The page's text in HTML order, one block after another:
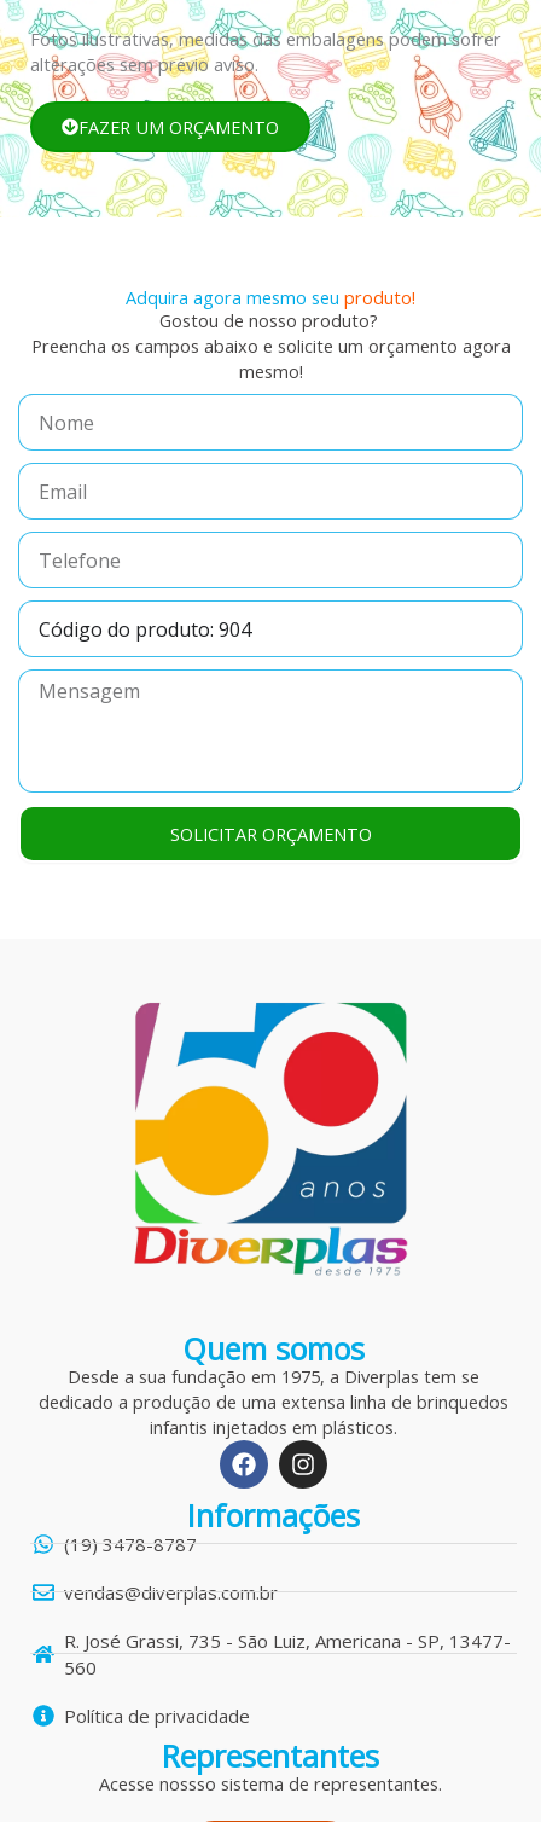
Fotos ilustrativas, medidas das embalagens podem sofrer
alterações sem prévio aviso.
FAZER UM ORÇAMENTO
Adquira agora mesmo seu produto!
Gostou de nosso produto?
Preencha os campos abaixo e solicite um orçamento agora
mesmo!
Nome
Email
Telefone
Código
produto
Mensagem
SOLICITAR ORÇAMENTO
Quem somos
Desde a sua fundação em 1975, a Diverplas tem se
dedicado a produção de uma extensa linha de brinquedos
infantis injetados em plásticos.
F
a
c
e
b
o
I
n
s
t
a
r
m
Informações
(19) 3478-8787
vendas@diverplas.com.br
R. José Grassi, 735 - São Luiz, Americana - SP, 13477-
560
Política de privacidade
Representantes
Acesse nossso sistema de representantes.